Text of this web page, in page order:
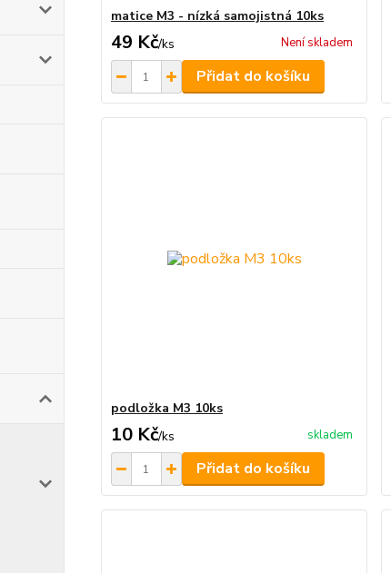
matice M3 - nízká samojistná 10ks
49 Kč/ks Není skladem
Přidat do košíku
podložka M3 10ks
10 Kč/ks skladem
Přidat do košíku